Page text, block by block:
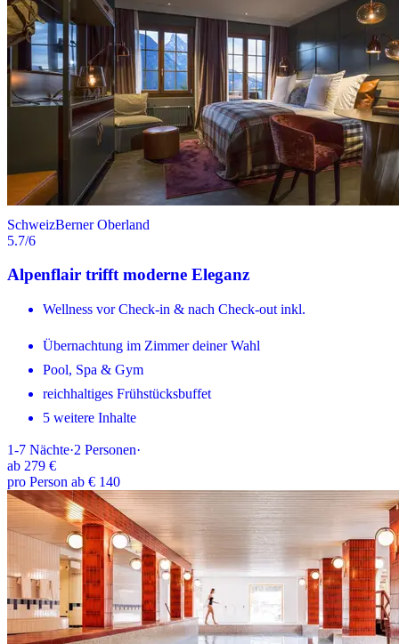
SchweizBerner Oberland
5.7/6
Alpenflair trifft moderne Eleganz
Wellness vor Check-in & nach Check-out inkl.
Übernachtung im Zimmer deiner Wahl
Pool, Spa & Gym
reichhaltiges Frühstücksbuffet
5 weitere Inhalte
1-7 Nächte·2 Personen·
ab 279 €
pro Person ab € 140